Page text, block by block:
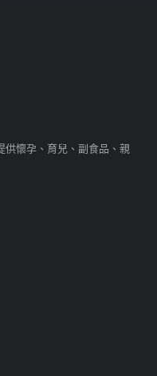
供懷孕、育兒、副食品、親